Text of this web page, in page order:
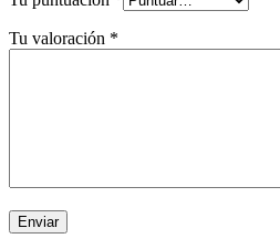
Tu valoración *